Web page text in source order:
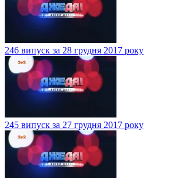
246 випуск за 28 грудня 2017 року
245 випуск за 27 грудня 2017 року